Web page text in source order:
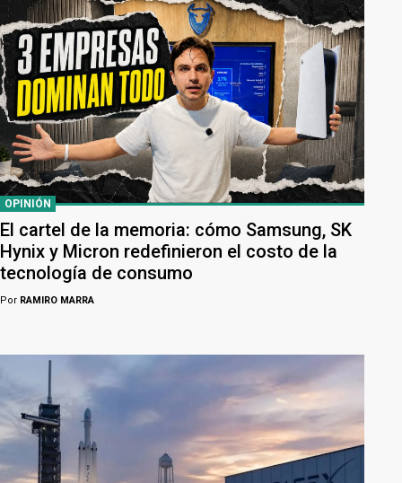
OPINIÓN
El cartel de la memoria: cómo Samsung, SK
Hynix y Micron redefinieron el costo de la
tecnología de consumo
Por RAMIRO MARRA